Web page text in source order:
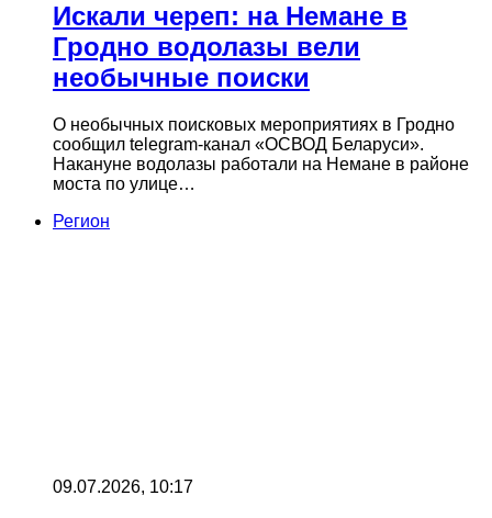
Искали череп: на Немане в
Гродно водолазы вели
необычные поиски
О необычных поисковых мероприятиях в Гродно
сообщил telegram-канал «ОСВОД Беларуси».
Накануне водолазы работали на Немане в районе
моста по улице…
Регион
09.07.2026, 10:17